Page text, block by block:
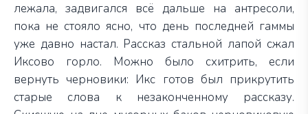
лежала, задвигался всё дальше на антресоли,
пока не стояло ясно, что день последней гаммы
уже давно настал. Рассказ стальной лапой сжал
Иксово горло. Можно было схитрить, если
вернуть черновики: Икс готов был прикрутить
старые слова к незаконченному рассказу.